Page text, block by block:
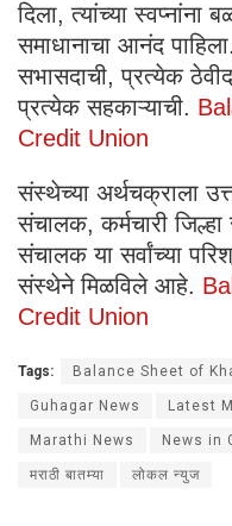
दिला, त्यांच्या स्वप्नांना
समाधानाचा आनंद
सभासदाची, प्रत्येक
प्रत्येक सहकाऱ्याची.
Credit Union
संस्थेच्या अर्थचक्राला
संचालक, कर्मचारी
संचालक या सर्वांच्या
संस्थेने मिळविले आहे.
Credit Union
Tags: Balance Sheet of
Guhagar News Latest
Marathi News News in
मराठी बातम्या लोकल न्युज